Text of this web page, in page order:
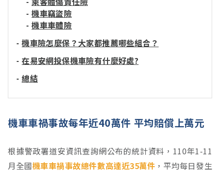
-機車竊盜險
-機車車體險
-機車險怎麼保？大家都推薦哪些組合？
-在易安網投保機車險有什麼好處?
-總結
機車車禍事故每年近40萬件 平均賠償上萬元
根據警政署道安資訊查詢網公布的統計資料，110年1-11
月全國機車車禍事故總件數高達近35萬件 ，平均每日發生